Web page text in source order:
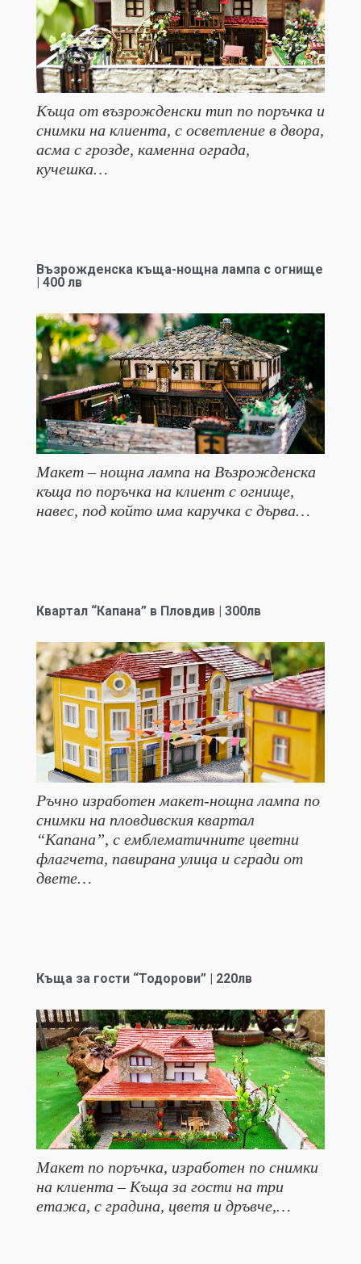
Къща от възрожденски тип по поръчка и
снимки на клиента, с осветление в двора,
асма с грозде, каменна ограда,
кучешка…
Възрожденска къща-нощна лампа с огнище
| 400 лв
Макет – нощна лампа на Възрожденска
къща по поръчка на клиент с огнище,
навес, под който има каручка с дърва…
Квартал “Капана” в Пловдив | 300лв
Ръчно изработен макет-нощна лампа по
снимки на пловдивския квартал
“Капана”, с емблематичните цветни
флагчета, павирана улица и сгради от
двете…
Къща за гости “Тодорови” | 220лв
Макет по поръчка, изработен по снимки
на клиента – Къща за гости на три
етажа, с градина, цветя и дръвче,…